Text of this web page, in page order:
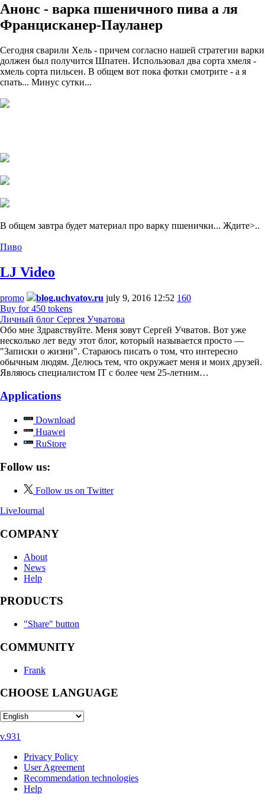
Анонс - варка пшеничного пива а ля
Францисканер-Пауланер
Сегодня сварили Хель - причем согласно нашей стратегии варки
должен был получится Шпатен. Использовал два сорта хмеля -
хмель сорта пильсен. В общем вот пока фотки смотрите - а я
спать... Минус сутки...
В общем завтра будет материал про варку пшенички... Ждите>..
Пиво
LJ Video
promo blog.uchvatov.ru july 9, 2016 12:52 160
Buy for 450 tokens
Личный блог Сергея Учватова
Обо мне Здравствуйте. Меня зовут Сергей Учватов. Вот уже
несколько лет веду этот блог, который называется просто —
"Записки о жизни". Стараюсь писать о том, что интересно
обычным людям. Делюсь тем, что окружает меня и моих друзей.
Являюсь специалистом IT с более чем 25-летним…
Applications
Download
Huawei
RuStore
Follow us:
Follow us on Twitter
LiveJournal
COMPANY
About
News
Help
PRODUCTS
"Share" button
COMMUNITY
Frank
CHOOSE LANGUAGE
v.931
Privacy Policy
User Agreement
Recommendation technologies
Help